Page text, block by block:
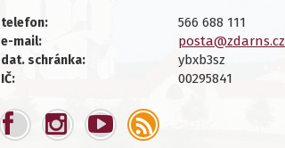
telefon: 566 688 111
e-mail: posta@zdarns.cz
dat. schránka: ybxb3sz
IČ: 00295841